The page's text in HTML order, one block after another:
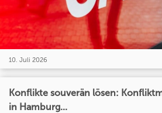
10. Juli 2026
Konflikte souverän lösen:
in Hamburg...